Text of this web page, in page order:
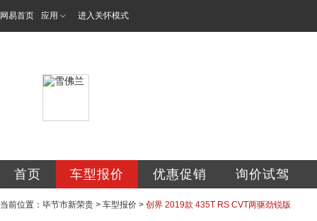
网易首页 应用 进入关怀模式
首页 车型报价 优惠促销 询价试驾
当前位置： 毕节市新荣贵 > 车型报价 > 创界 2019款 435T RS CVT两驱劲锐版